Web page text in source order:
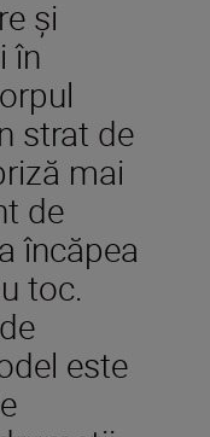
şi
în
strat de
mai
de
încăpea
toc.
este